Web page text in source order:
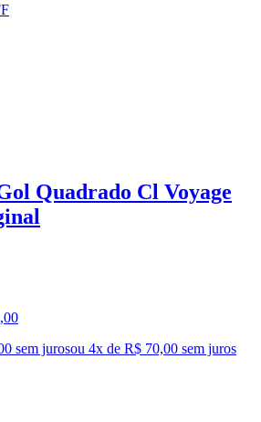
Quadrado Cl Voyage
,00
sem jurosou 4x de R$ 70,00 sem juros